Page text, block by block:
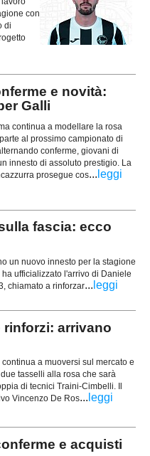
con
di
e novità:
Galli
continua a modellare la rosa
al prossimo campionato di
conferme, giovani di
innesto di assoluto prestigio. La
prosegue cos... leggi
fascia: ecco
un nuovo innesto per la stagione
ufficializzato l'arrivo di Daniele
chiamato a rinforzar... leggi
rinforzi: arrivano
continua a muoversi sul mercato e
tasselli alla rosa che sarà
di tecnici Traini-Cimbelli. Il
Vincenzo De Ros... leggi
e acquisti